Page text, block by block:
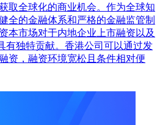
取全球化的商业机会。作为全球知
全的金融体系和严格的金融监管制
本市场对于内地企业上市融资以及
有独特贡献。香港公司可以通过发
资，融资环境宽松且条件相对便